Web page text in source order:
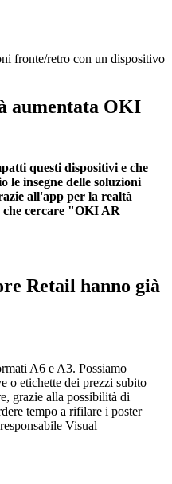
fronte/retro con un dispositivo
aumentata OKI
questi dispositivi e che
le insegne delle soluzioni
all'app per la realtà
che cercare "OKI AR
Retail hanno già
A6 e A3. Possiamo
o etichette dei prezzi subito
grazie alla possibilità di
tempo a rifilare i poster
Visual